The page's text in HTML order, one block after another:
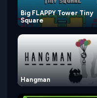
Big FLAPPY Tower Tiny
Square
Hangman